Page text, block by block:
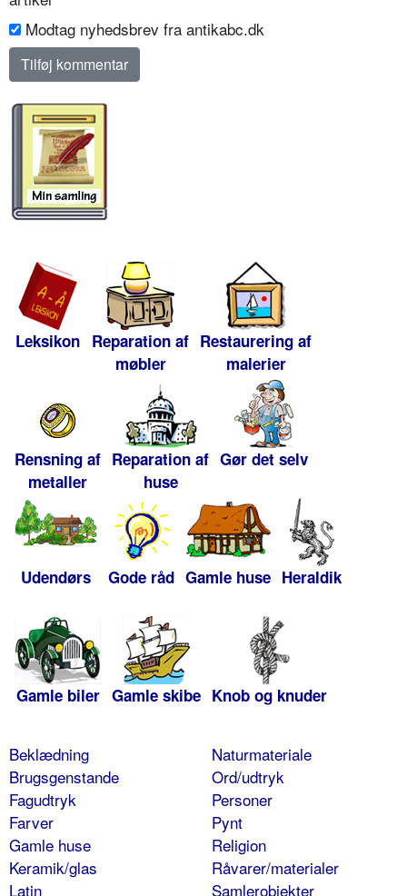
Modtag nyhedsbrev fra antikabc.dk
Leksikon Reparation af
møbler
Restaurering af
malerier
Rensning af
metaller
Reparation af
huse
Gør det selv
Udendørs Gode råd Gamle huse Heraldik
Gamle biler Gamle skibe Knob og knuder
Beklædning
Brugsgenstande
Fagudtryk
Farver
Gamle huse
Keramik/glas
Latin
Naturmateriale
Ord/udtryk
Personer
Pynt
Religion
Råvarer/materialer
Samlerobjekter